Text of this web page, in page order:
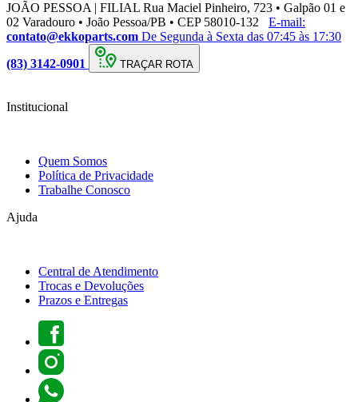
JOÃO PESSOA | FILIAL Rua Maciel Pinheiro, 723 • Galpão 01 e
02 Varadouro • João Pessoa/PB • CEP 58010-132
E-mail:
contato@ekkoparts.com De Segunda à Sexta das 07:45 às 17:30
(83) 3142-0901
TRAÇAR ROTA
Institucional
Quem Somos
Política de Privacidade
Trabalhe Conosco
Ajuda
Central de Atendimento
Trocas e Devoluções
Prazos e Entregas